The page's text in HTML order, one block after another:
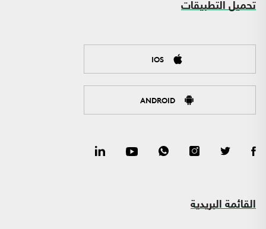
تحميل التطبيقات
IOS
ANDROID
القائمة البريدية